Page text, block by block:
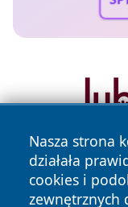
Nasza strona
działała
cookies i
zewnętrznych